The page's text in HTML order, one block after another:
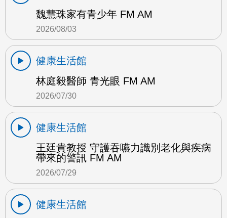
魏慧珠家有青少年 FM AM
2026/08/03
健康生活館
林庭毅醫師 青光眼 FM AM
2026/07/30
健康生活館
王廷貴教授 守護吞嚥力識別老化與疾病
帶來的警訊 FM AM
2026/07/29
健康生活館